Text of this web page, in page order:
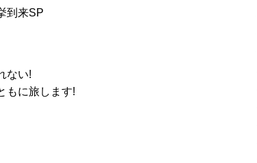
到来SP
ない!
もに旅します!